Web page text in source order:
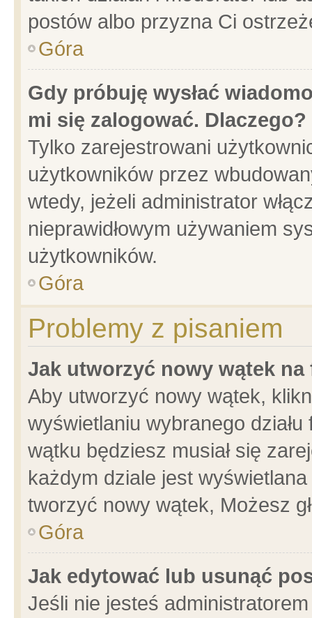
postów albo przyzna Ci
Góra
Gdy próbuję wysłać
mi się zalogować. Dlaczego?
Tylko zarejestrowani
użytkowników przez
wtedy, jeżeli administrator
nieprawidłowym używaniem
użytkowników.
Góra
Problemy z pisaniem
Jak utworzyć nowy wątek na
Aby utworzyć nowy wątek,
wyświetlaniu wybranego
wątku będziesz musiał się
każdym dziale jest
tworzyć nowy wątek, Możesz
Góra
Jak edytować lub usunąć
Jeśli nie jesteś